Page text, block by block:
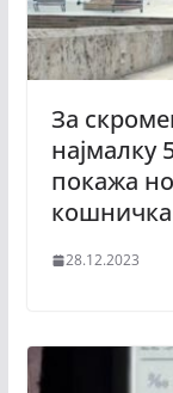
За
најмалку
покажа
кошничка
28.12.2023